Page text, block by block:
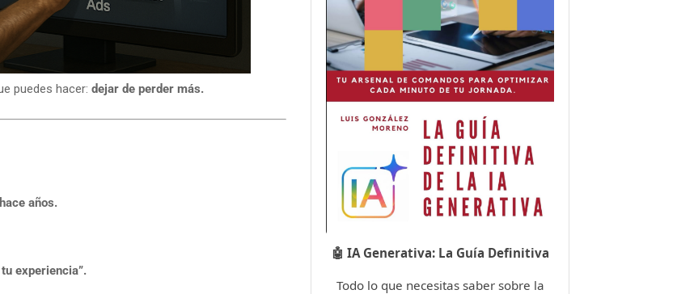
puedes hacer: dejar de perder más.
años.
experiencia”.
🤖 IA Generativa: La Guía Definitiva
Todo lo que necesitas saber sobre la